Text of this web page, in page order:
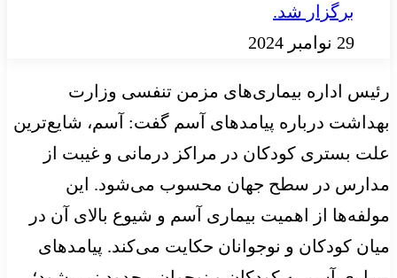
برگزار شد.
29 نوامبر 2024
رئیس اداره بیماری‌های مزمن تنفسی وزارت
بهداشت درباره پیامدهای آسم گفت: آسم، شایع‌ترین
علت بستری کودکان در مراکز درمانی و غیبت از
مدارس در سطح جهان محسوب می‌شود. این
مولفه‌ها از اهمیت بیماری آسم و شیوع بالای آن در
میان کودکان و نوجوانان حکایت می‌کند. پیامدهای